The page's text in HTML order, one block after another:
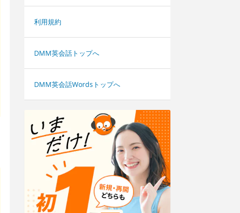
利用規約
DMM英会話トップへ
DMM英会話Wordsトップへ